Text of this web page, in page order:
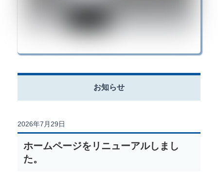
お知らせ
2026年7月29日
ホームページをリニューアルしまし
た。